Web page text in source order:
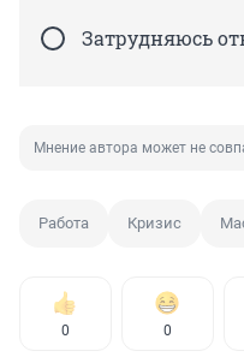
Затрудняюсь
Мнение автора может не
Работа Кризис
0 0